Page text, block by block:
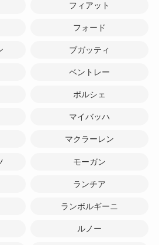
フィアット
フォード
ブガッティ
ベントレー
ポルシェ
マイバッハ
マクラーレン
モーガン
ランチア
ランボルギーニ
ルノー